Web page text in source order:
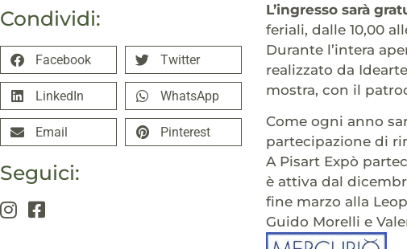
Condividi:
Facebook Twitter
LinkedIn WhatsApp
Email Pinterest
Seguici:
L’ingresso sarà
feriali, dalle 10,00
Durante l’intera
realizzato da
mostra, con il
Come ogni anno
partecipazione di
A Pisart Expò
è attiva dal
fine marzo alla
Guido Morelli e